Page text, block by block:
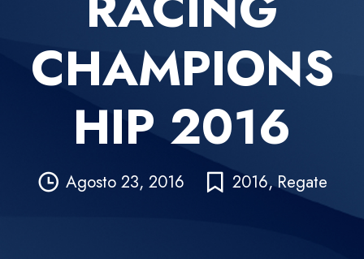
CHAMPIONS
HIP 2016
Agosto 23, 2016 2016,Regate